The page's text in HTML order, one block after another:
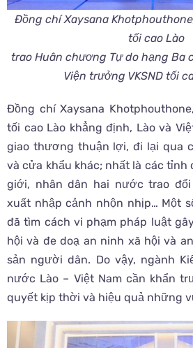
Đồng chí Xaysana
tối cao Lào
trao Huân chương Tự do hạng Ba
Viện trưởng VKSND tối
Đồng chí Xaysana
tối cao Lào khẳng định, Lào và
giao thương thuận lợi, đi lại qua
và cửa khẩu khác; nhất là các
giới, nhân dân hai nước trao
xuất nhập cảnh nhộn nhịp… Một
đã tìm cách vi phạm pháp luật
hội và đe doạ an ninh xã hội và
sản người dân. Do vậy, ngành
nước Lào – Việt Nam cần khẩn
quyết kịp thời và hiệu quả những